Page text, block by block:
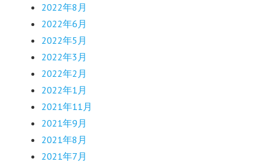
2022年8月
2022年6月
2022年5月
2022年3月
2022年2月
2022年1月
2021年11月
2021年9月
2021年8月
2021年7月